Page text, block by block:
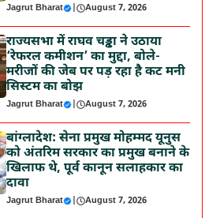
Jagrut Bharat | August 7, 2026
राज्यसभा में राघव चड्ढा ने उठाया
‘रेफरल कमीशन’ का मुद्दा, बोले-
मरीजों की जेब पर पड़ रहा है कट मनी
सिस्टम का बोझ
Jagrut Bharat | August 7, 2026
बांग्लादेश: सेना प्रमुख मोहम्मद यूनुस
को अंतरिम सरकार का प्रमुख बनाने के
खिलाफ थे, पूर्व कानून सलाहकार का
दावा
Jagrut Bharat | August 7, 2026